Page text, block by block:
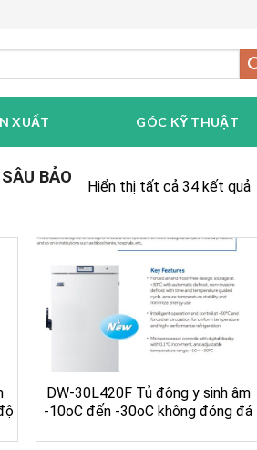
XUẤT GÓC KỸ THUẬT
BẢO
Hiển thị tất cả 34 kết quả
DW-30L420F Tủ đông y sinh âm
-10oC đến -30oC không đóng đá